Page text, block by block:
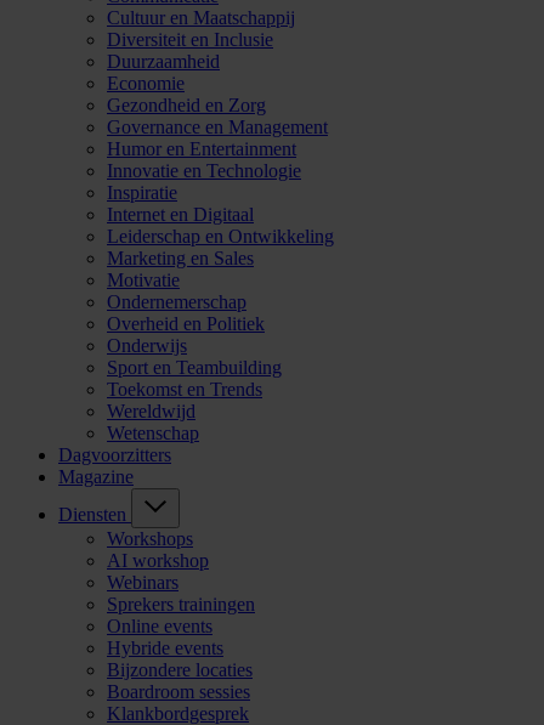
Cultuur en Maatschappij
Diversiteit en Inclusie
Duurzaamheid
Economie
Gezondheid en Zorg
Governance en Management
Humor en Entertainment
Innovatie en Technologie
Inspiratie
Internet en Digitaal
Leiderschap en Ontwikkeling
Marketing en Sales
Motivatie
Ondernemerschap
Overheid en Politiek
Onderwijs
Sport en Teambuilding
Toekomst en Trends
Wereldwijd
Wetenschap
Dagvoorzitters
Magazine
Diensten
Workshops
AI workshop
Webinars
Sprekers trainingen
Online events
Hybride events
Bijzondere locaties
Boardroom sessies
Klankbordgesprek